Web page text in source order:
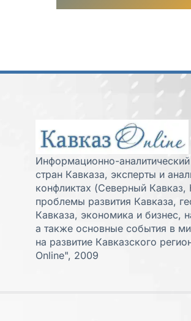
Информационно-
стран Кавказа, эксперты и
конфликтах (Северный
проблемы развития Кавказа,
Кавказа, экономика и бизнес,
а также основные события в
на развитие Кавказского
Online", 2009